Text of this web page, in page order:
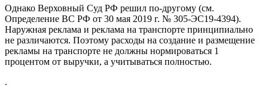
Однако Верховный Суд РФ решил по-другому (см.
Определение ВС РФ от 30 мая 2019 г. № 305-ЭС19-4394).
Наружная реклама и реклама на транспорте принципиально
не различаются. Поэтому расходы на создание и размещение
рекламы на транспорте не должны нормироваться 1
процентом от выручки, а учитываться полностью.
.